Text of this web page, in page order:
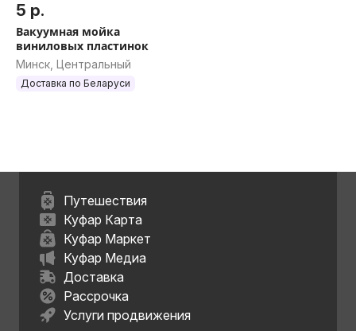
5 р.
Вакуумная мойка
виниловых пластинок
Минск, Центральный
Доставка по Беларуси
Путешествия
Куфар Карта
Куфар Маркет
Куфар Медиа
Доставка
Рассрочка
Услуги продвижения